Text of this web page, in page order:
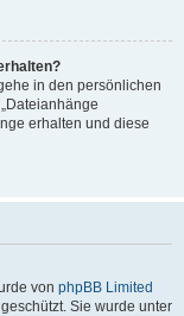
in den persönlichen
erhalten und diese
von phpBB Limited
Sie wurde unter